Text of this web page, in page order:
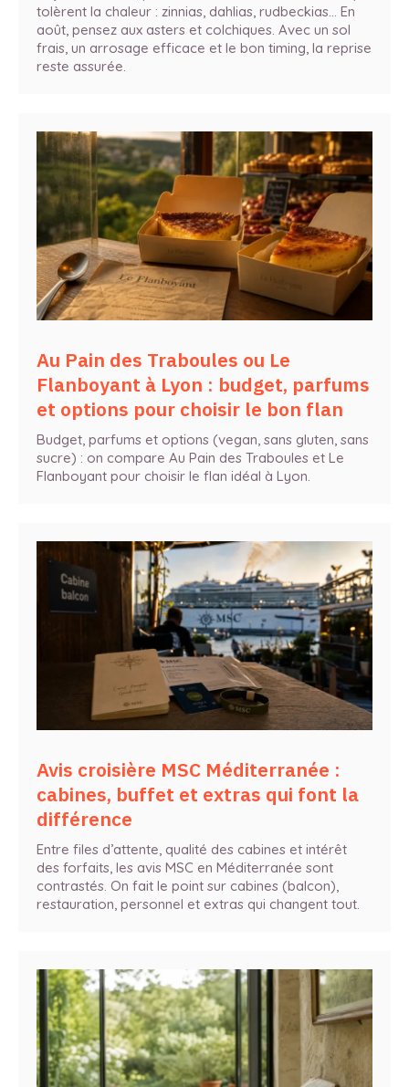
tolèrent la chaleur : zinnias, dahlias, rudbeckias… En
août, pensez aux asters et colchiques. Avec un sol
frais, un arrosage efficace et le bon timing, la reprise
reste assurée.
Au Pain des Traboules ou Le
Flanboyant à Lyon : budget, parfums
et options pour choisir le bon flan
Budget, parfums et options (vegan, sans gluten, sans
sucre) : on compare Au Pain des Traboules et Le
Flanboyant pour choisir le flan idéal à Lyon.
Avis croisière MSC Méditerranée :
cabines, buffet et extras qui font la
différence
Entre files d’attente, qualité des cabines et intérêt
des forfaits, les avis MSC en Méditerranée sont
contrastés. On fait le point sur cabines (balcon),
restauration, personnel et extras qui changent tout.